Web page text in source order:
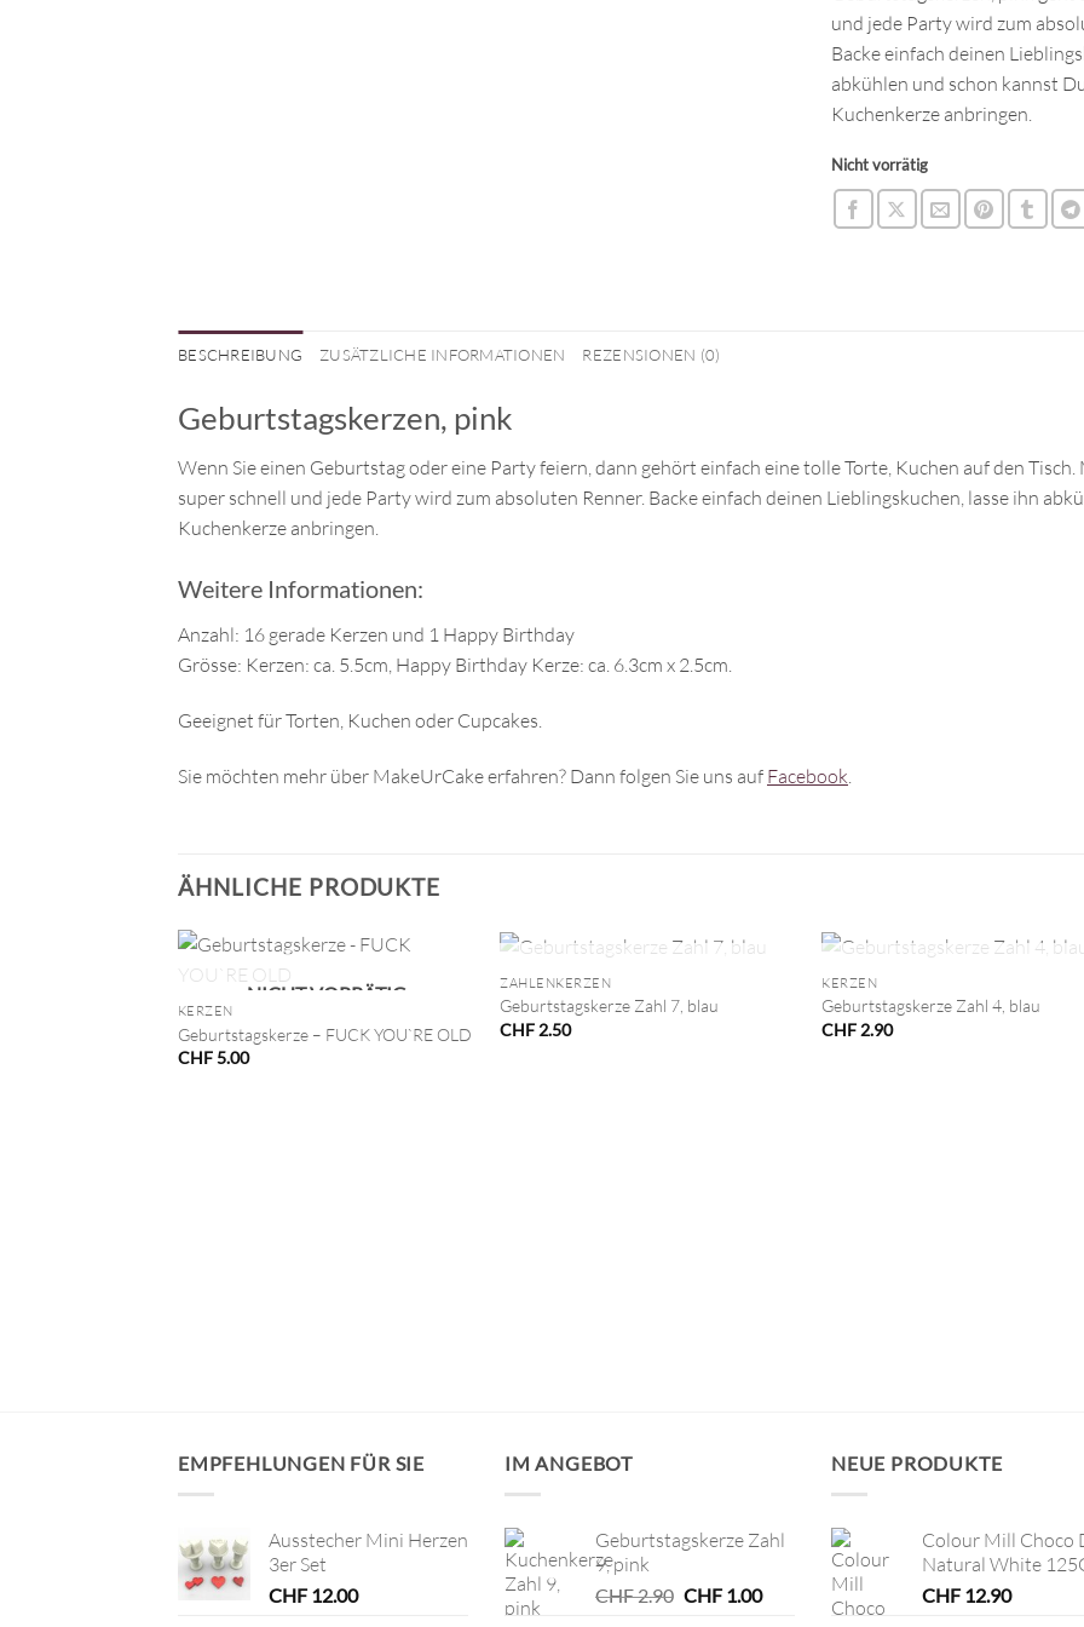
und jede Party wird zum
Backe einfach deinen
abkühlen und schon kannst
Kuchenkerze anbringen.
Nicht vorrätig
BESCHREIBUNG ZUSÄTZLICHE INFORMATIONEN REZENSIONEN (0)
Geburtstagskerzen, pink
Wenn Sie einen Geburtstag oder eine Party feiern, dann gehört einfach eine tolle Torte, Kuchen auf den
super schnell und jede Party wird zum absoluten Renner. Backe einfach deinen Lieblingskuchen, lasse ihn
Kuchenkerze anbringen.
Weitere Informationen:
Anzahl: 16 gerade Kerzen und 1 Happy Birthday
Grösse: Kerzen: ca. 5.5cm, Happy Birthday Kerze: ca. 6.3cm x 2.5cm.
Geeignet für Torten, Kuchen oder Cupcakes.
Sie möchten mehr über MakeUrCake erfahren? Dann folgen Sie uns auf Facebook
ÄHNLICHE PRODUKTE
NICHT VORRÄTIG
KERZEN
Geburtstagskerze – FUCK YOU`RE OLD
CHF5.00
+
NICHT VORRÄTIG
ZAHLENKERZEN
Geburtstagskerze Zahl 7, blau
CHF 2.50
+
KERZEN
Geburtstagskerze Zahl 4, blau
CHF 2.90
EMPFEHLUNGEN FÜR SIE
Ausstecher Mini Herzen
3er Set
CHF12.00
IM ANGEBOT
Geburtstagskerze Zahl
9, pink
CHF2.90 Ursprünglicher
CHF1.00Aktueller
NEUE PRODUKTE
Colour Mill Choco
Natural White
CHF12.90